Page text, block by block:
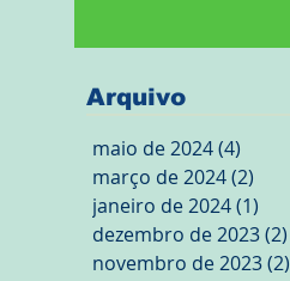
Arquivo
maio de 2024(4)
março de 2024(2)
janeiro de 2024(1)
dezembro de 2023(2)
novembro de 2023(2)